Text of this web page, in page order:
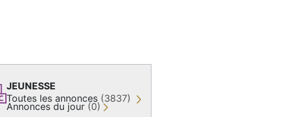
JEUNESSE
Toutes les annonces (3837)
Annonces du jour (0)